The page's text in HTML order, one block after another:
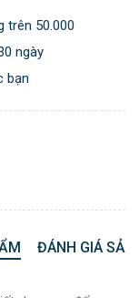
trên 50.000
ngày
bạn
ĐÁNH GIÁ